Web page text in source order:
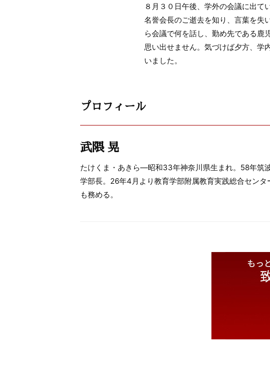
８月３０日午後、学外の会議に出て
名誉会長のご逝去を知り、言葉を失
ら会議で何を話し、勤め先である鹿
思い出せません。気づけば夕方、学
いました。
プロフィール
武隈 晃
たけくま・あきら―昭和33年神奈川県生まれ。58年筑
学部長。26年4月より教育学部附属教育実践総合センタ
も務める。